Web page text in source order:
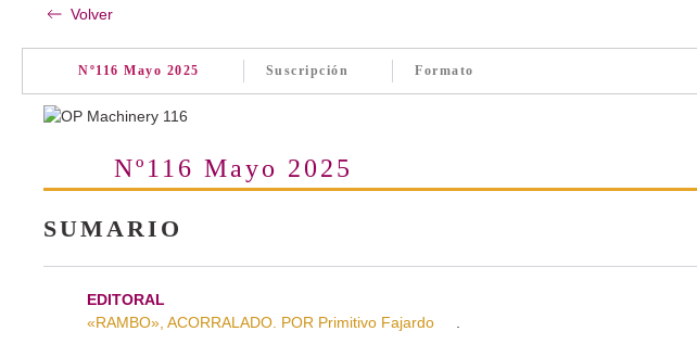
Volver
Nº116 Mayo 2025 Suscripción Formato
Nº116 Mayo 2025
SUMARIO
EDITORAL
«RAMBO», ACORRALADO. POR Primitivo Fajardo
.